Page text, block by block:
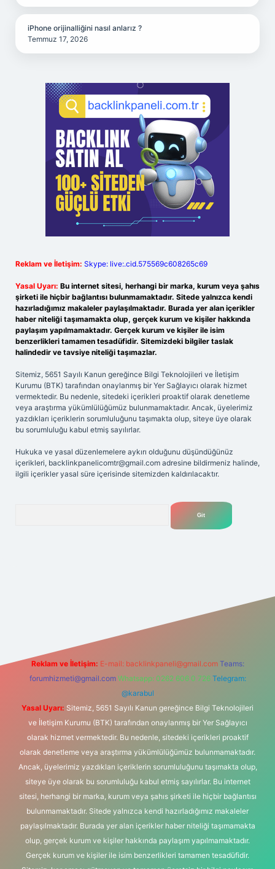
iPhone orijinalliğini nasıl anlarız ?
Temmuz 17, 2026
Reklam ve İletişim: Skype: live:.cid.575569c608265c69
Yasal Uyarı: Bu internet sitesi, herhangi bir marka, kurum veya şahıs
şirketi ile hiçbir bağlantısı bulunmamaktadır. Sitede yalnızca kendi
hazırladığımız makaleler paylaşılmaktadır. Burada yer alan içerikler
haber niteliği taşımamakta olup, gerçek kurum ve kişiler hakkında
paylaşım yapılmamaktadır. Gerçek kurum ve kişiler ile isim
benzerlikleri tamamen tesadüfidir. Sitemizdeki bilgiler taslak
halindedir ve tavsiye niteliği taşımazlar.
Sitemiz, 5651 Sayılı Kanun gereğince Bilgi Teknolojileri ve İletişim
Kurumu (BTK) tarafından onaylanmış bir Yer Sağlayıcı olarak hizmet
vermektedir. Bu nedenle, sitedeki içerikleri proaktif olarak denetleme
veya araştırma yükümlülüğümüz bulunmamaktadır. Ancak, üyelerimiz
yazdıkları içeriklerin sorumluluğunu taşımakta olup, siteye üye olarak
bu sorumluluğu kabul etmiş sayılırlar.
Hukuka ve yasal düzenlemelere aykırı olduğunu düşündüğünüz
içerikleri, backlinkpanelicomtr@gmail.com adresine bildirmeniz halinde,
ilgili içerikler yasal süre içerisinde sitemizden kaldırılacaktır.
Reklam ve İletişim: E-mail: backlinkpaneli@gmail.com Teams:
forumhizmeti@gmail.com Whatsapp: 0262 606 0 726 Telegram:
@karabul
Yasal Uyarı: Sitemiz, 5651 Sayılı Kanun gereğince Bilgi Teknolojileri
ve İletişim Kurumu (BTK) tarafından onaylanmış bir Yer Sağlayıcı
olarak hizmet vermektedir. Bu nedenle, sitedeki içerikleri proaktif
olarak denetleme veya araştırma yükümlülüğümüz bulunmamaktadır.
Ancak, üyelerimiz yazdıkları içeriklerin sorumluluğunu taşımakta olup,
siteye üye olarak bu sorumluluğu kabul etmiş sayılırlar. Bu internet
sitesi, herhangi bir marka, kurum veya şahıs şirketi ile hiçbir bağlantısı
bulunmamaktadır. Sitede yalnızca kendi hazırladığımız makaleler
paylaşılmaktadır. Burada yer alan içerikler haber niteliği taşımamakta
olup, gerçek kurum ve kişiler hakkında paylaşım yapılmamaktadır.
Gerçek kurum ve kişiler ile isim benzerlikleri tamamen tesadüfidir.